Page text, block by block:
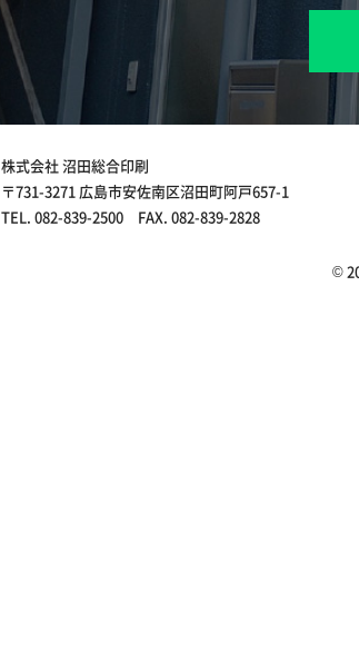
株式会社 沼田総合印刷
〒731-3271 広島市安佐南区沼田町阿戸657-1
TEL. 082-839-2500 FAX. 082-839-2828
©